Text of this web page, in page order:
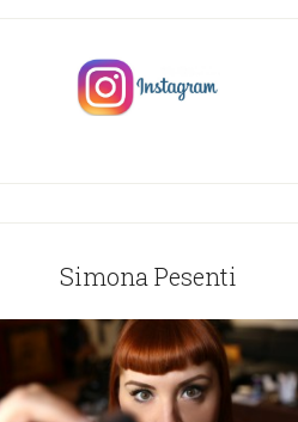
Simona Pesenti